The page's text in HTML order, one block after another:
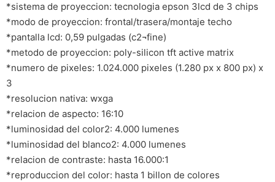
*sistema de proyeccion: tecnologia epson 3lcd de 3 chips
*modo de proyeccion: frontal/trasera/montaje techo
*pantalla lcd: 0,59 pulgadas (c2¬fine)
*metodo de proyeccion: poly-silicon tft active matrix
*numero de pixeles: 1.024.000 pixeles (1.280 px x 800 px) x
3
*resolucion nativa: wxga
*relacion de aspecto: 16:10
*luminosidad del color2: 4.000 lumenes
*luminosidad del blanco2: 4.000 lumenes
*relacion de contraste: hasta 16.000:1
*reproduccion del color: hasta 1 billon de colores